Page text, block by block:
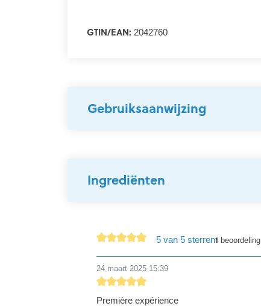
GTIN/EAN: 2042760
Gebruiksaanwijzing
Ingrediënten
5 van 5 sterren1 beoordeling
24 maart 2025 15:39
Première expérience